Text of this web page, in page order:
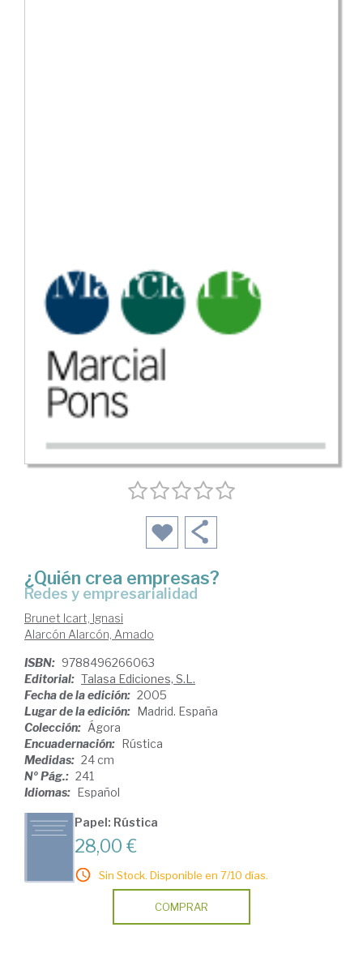
¿Quién crea empresas?
redes y empresarialidad
Brunet Icart, Ignasi
Alarcón Alarcón, Amado
ISBN: 9788496266063
Editorial: Talasa Ediciones, S.L.
Fecha de la edición: 2005
Lugar de la edición: Madrid. España
Colección: Ágora
Encuadernación: Rústica
Medidas: 24 cm
Nº Pág.: 241
Idiomas: Español
Papel: Rústica
28,00 €
Sin Stock. Disponible en 7/10 días.
COMPRAR